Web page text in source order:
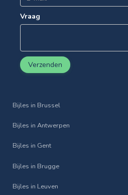
Vraag
Verzenden
Bijles in Brussel
Bijles in Antwerpen
Bijles in Gent
Bijles in Brugge
Bijles in Leuven